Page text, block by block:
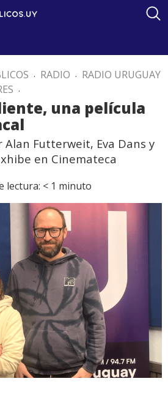
. RADIO . RADIO URUGUAY
.
una película
Futterweit, Eva Dans y
en Cinemateca
lectura: < 1 minuto